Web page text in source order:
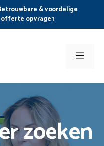
& voordelige
offerte opvragen
Menu
zoeken